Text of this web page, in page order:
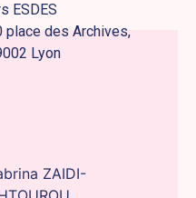
ESDES
place des Archives,
Lyon
ZAIDI-